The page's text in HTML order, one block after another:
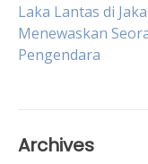
Post
Laka Lantas di
Menewaskan
Pengendara
Archives